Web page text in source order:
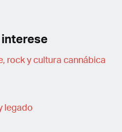
rock y cultura cannábica
legado